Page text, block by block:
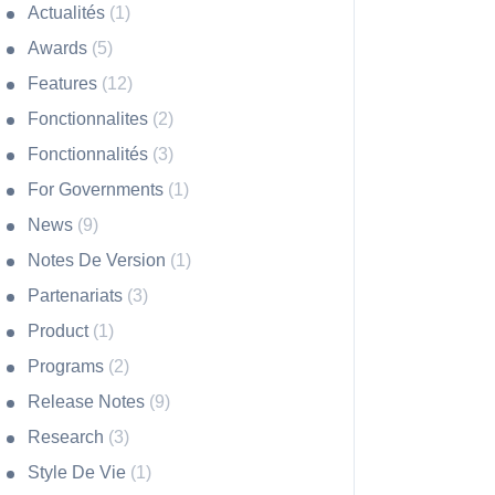
Actualités (1)
Awards (5)
Features (12)
Fonctionnalites (2)
Fonctionnalités (3)
For Governments (1)
News (9)
Notes De Version (1)
Partenariats (3)
Product (1)
Programs (2)
Release Notes (9)
Research (3)
Style De Vie (1)